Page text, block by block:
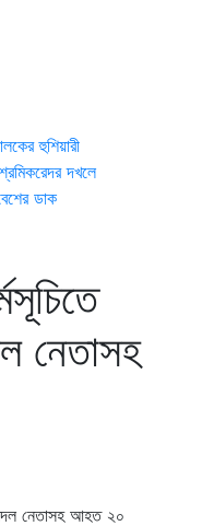
হুশিয়ারী
দখলে
ডাক
নেতাসহ